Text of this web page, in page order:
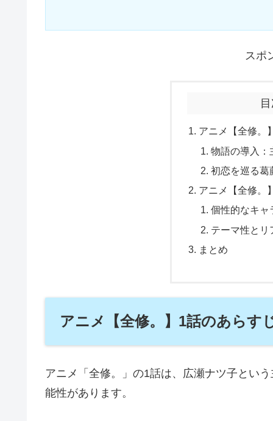
スポ
アニメ【全修。
物語の導入：
初恋を巡る葛
アニメ【全修。
個性的なキャ
テーマ性とリ
まとめ
アニメ【全修。】1話のあらす
アニメ「全修。」の1話は、広瀬ナツ子とい
能性があります。